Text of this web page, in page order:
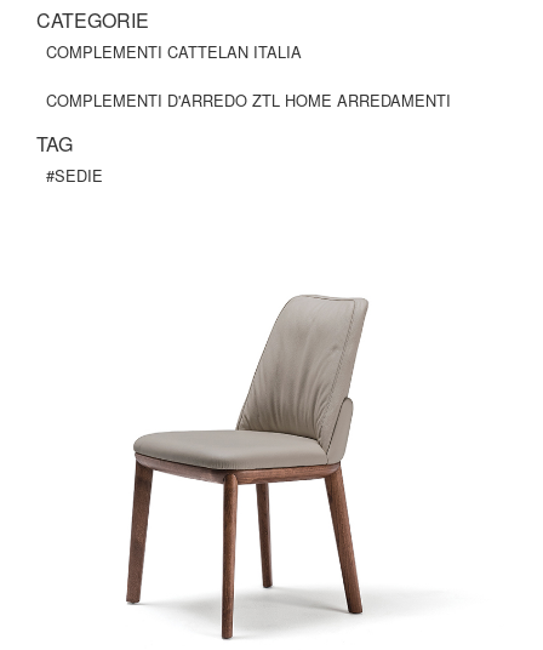
CATEGORIE
COMPLEMENTI CATTELAN ITALIA
COMPLEMENTI D'ARREDO ZTL HOME ARREDAMENTI
TAG
#SEDIE